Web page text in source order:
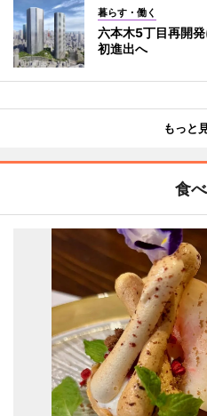
暮らす・働く
六本木5丁目再開
初進出へ
もっと
食